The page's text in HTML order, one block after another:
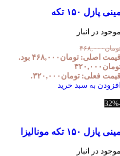
پازل ۱۵۰ تکه
در انبار
۴۶۸,۰۰۰
اصلی: تومان۴۶۸,۰۰۰ بود.
۳۲۰,۰۰۰
فعلی: تومان۳۲۰,۰۰۰.
به سبد خرید
-
پازل ۱۵۰ تکه مونالیزا
در انبار